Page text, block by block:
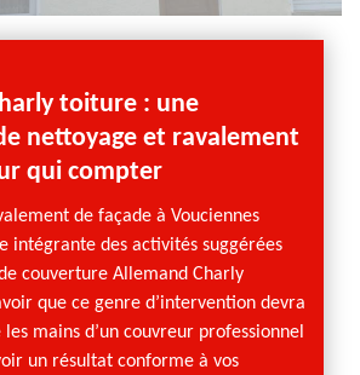
toiture : une
nettoyage et ravalement
qui compter
de façade à Vouciennes
intégrante des activités suggérées
couverture Allemand Charly
que ce genre d’intervention devra
mains d’un couvreur professionnel
un résultat conforme à vos